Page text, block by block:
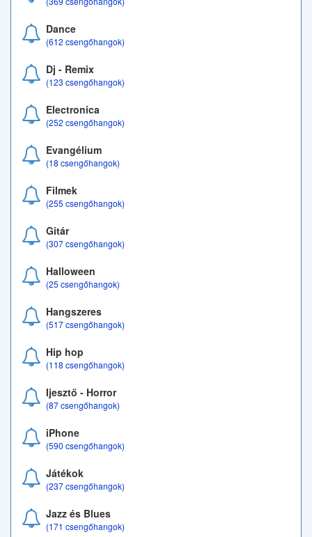
Dance
(612 csengőhangok)
Dj - Remix
(123 csengőhangok)
Electronica
(252 csengőhangok)
Evangélium
(18 csengőhangok)
Filmek
(255 csengőhangok)
Gitár
(307 csengőhangok)
Halloween
(25 csengőhangok)
Hangszeres
(517 csengőhangok)
Hip hop
(118 csengőhangok)
Ijesztő - Horror
(87 csengőhangok)
iPhone
(590 csengőhangok)
Játékok
(237 csengőhangok)
Jazz és Blues
(171 csengőhangok)